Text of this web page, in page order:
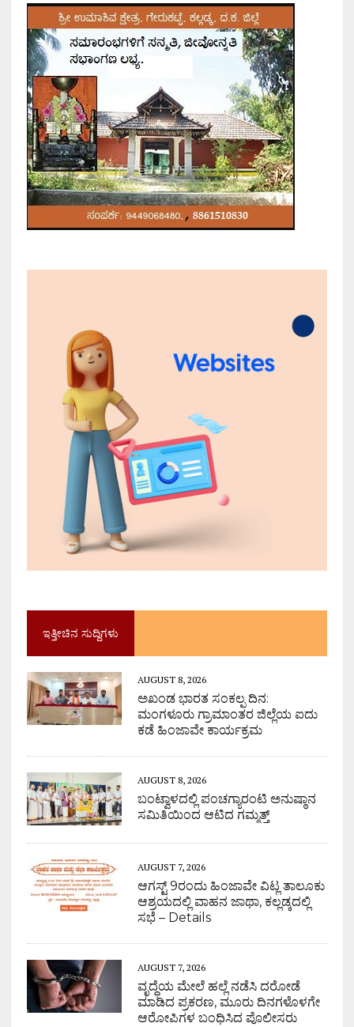
ಇತ್ತೀಚಿನ ಸುದ್ದಿಗಳು
AUGUST 8, 2026
ಅಖಂಡ ಭಾರತ ಸಂಕಲ್ಪ ದಿನ:
ಮಂಗಳೂರು ಗ್ರಾಮಾಂತರ ಜಿಲ್ಲೆಯ ಐದು
ಕಡೆ ಹಿಂಜಾವೇ ಕಾರ್ಯಕ್ರಮ
AUGUST 8, 2026
ಬಂಟ್ವಾಳದಲ್ಲಿ ಪಂಚಗ್ಯಾರಂಟಿ ಅನುಷ್ಠಾನ
ಸಮಿತಿಯಿಂದ ಆಟಿದ ಗಮ್ಮತ್ತ್
AUGUST 7, 2026
ಆಗಸ್ಟ್ 9ರಂದು ಹಿಂಜಾವೇ ವಿಟ್ಲ ತಾಲೂಕು
ಆಶ್ರಯದಲ್ಲಿ ವಾಹನ ಜಾಥಾ, ಕಲ್ಲಡ್ಕದಲ್ಲಿ
ಸಭೆ – Details
AUGUST 7, 2026
ವೃದ್ಧೆಯ ಮೇಲೆ ಹಲ್ಲೆ ನಡೆಸಿ ದರೋಡೆ
ಮಾಡಿದ ಪ್ರಕರಣ, ಮೂರು ದಿನಗಳೊಳಗೇ
ಆರೋಪಿಗಳ ಬಂಧಿಸಿದ ಪೊಲೀಸರು